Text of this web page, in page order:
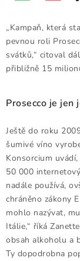
„Kampaň, která
pevnou roli
svátků,“ citoval
přibližně 15
Prosecco je jen
Ještě do roku
šumivé víno
Konsorcium
50 000
nadále používá,
chráněno zákony
mohlo nazývat,
Itálie,“ říká
obsah alkoholu a
Ty dopodrobna